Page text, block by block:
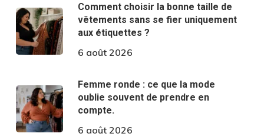
Comment choisir la bonne taille de
vêtements sans se fier uniquement
aux étiquettes ?
6 août 2026
Femme ronde : ce que la mode
oublie souvent de prendre en
compte.
6 août 2026